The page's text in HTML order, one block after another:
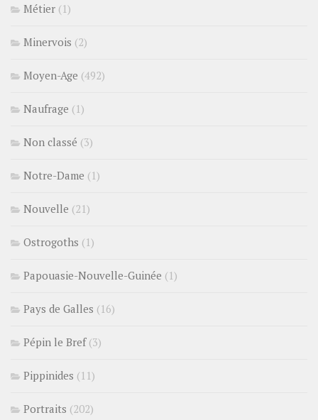
Métier (1)
Minervois (2)
Moyen-Age (492)
Naufrage (1)
Non classé (3)
Notre-Dame (1)
Nouvelle (21)
Ostrogoths (1)
Papouasie-Nouvelle-Guinée (1)
Pays de Galles (16)
Pépin le Bref(3)
Pippinides (11)
Portraits (202)